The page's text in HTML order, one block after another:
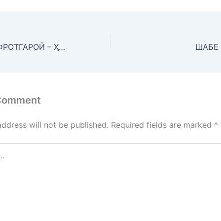
АНДЕШАҲОИ ИФРОТГАРОӢ – ҲАМЧУН ХАТАРИ МУОСИРИ ҶОМЕА ШАБЕ
will not be published. Required fields are marked *